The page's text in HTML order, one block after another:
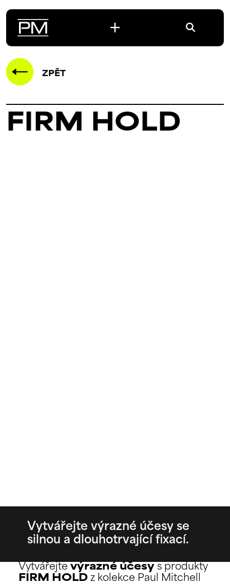
ZPĚT
FIRM HOLD
Vytvářejte výrazné účesy se
silnou a dlouhotrvající fixací.
Vytvářejte výrazné účesys produkty
FIRM HOLDz kolekce Paul Mitchell